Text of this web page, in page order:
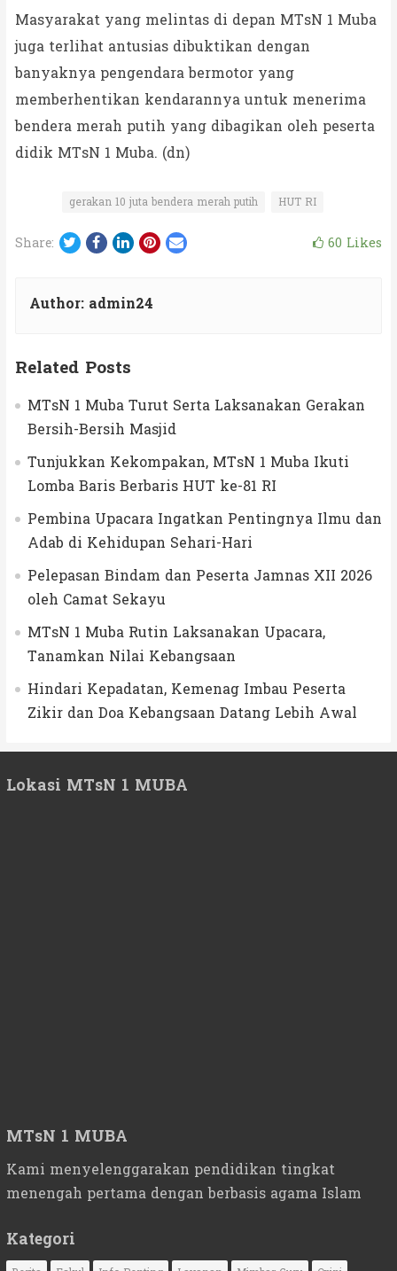
Masyarakat yang melintas di depan MTsN 1 Muba
juga terlihat antusias dibuktikan dengan
banyaknya pengendara bermotor yang
memberhentikan kendarannya untuk menerima
bendera merah putih yang dibagikan oleh peserta
didik MTsN 1 Muba. (dn)
gerakan 10 juta bendera merah putih HUT RI
Share: Twitter
Facebook
LinkedIn
Pinterest
Email 60 Likes
Author: admin24
Related Posts
MTsN 1 Muba Turut Serta Laksanakan Gerakan
Bersih-Bersih Masjid
Tunjukkan Kekompakan, MTsN 1 Muba Ikuti
Lomba Baris Berbaris HUT ke-81 RI
Pembina Upacara Ingatkan Pentingnya Ilmu dan
Adab di Kehidupan Sehari-Hari
Pelepasan Bindam dan Peserta Jamnas XII 2026
oleh Camat Sekayu
MTsN 1 Muba Rutin Laksanakan Upacara,
Tanamkan Nilai Kebangsaan
Hindari Kepadatan, Kemenag Imbau Peserta
Zikir dan Doa Kebangsaan Datang Lebih Awal
Lokasi MTsN 1 MUBA
MTsN 1 MUBA
Kami menyelenggarakan pendidikan tingkat
menengah pertama dengan berbasis agama Islam
Kategori